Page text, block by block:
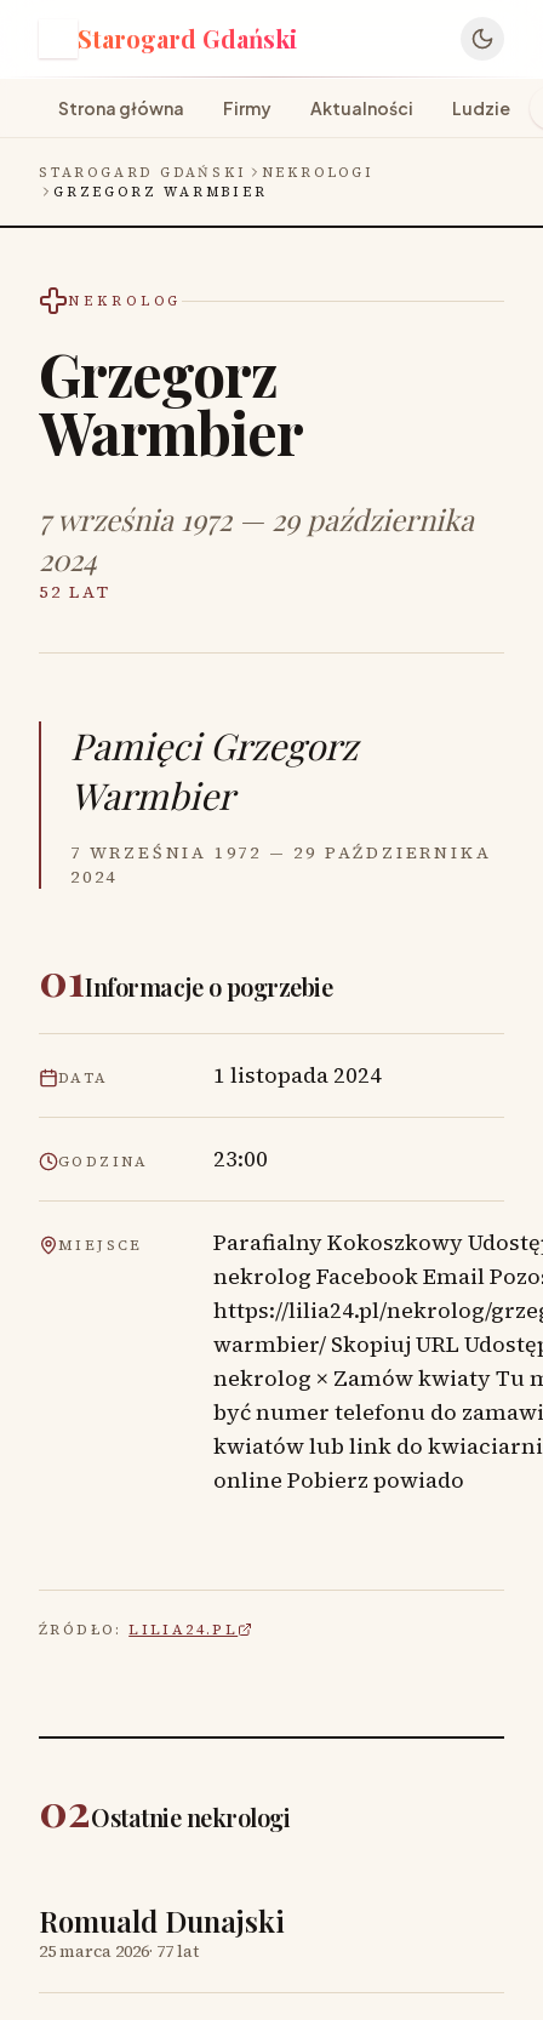
Starogard Gdański
Strona główna Firmy Aktualności Ludzie
STAROGARD GDAŃSKI
NEKROLOGI
GRZEGORZ WARMBIER
NEKROLOG
Grzegorz
Warmbier
7 września 1972 — 29 października
2024
52 LAT
Pamięci Grzegorz
Warmbier
7 WRZEŚNIA 1972 — 29 PAŹDZIERNIKA
2024
01Informacje o pogrzebie
DATA 1 listopada 2024
GODZINA 23:00
MIEJSCE
Parafialny Kokoszkowy
nekrolog Facebook Email
https://lilia24.pl/nekrolog/
warmbier/ Skopiuj URL
nekrolog × Zamów kwiaty Tu
być numer telefonu do
kwiatów lub link do kwiaciarni
online Pobierz powiado
ŹRÓDŁO: LILIA24.PL
02Ostatnie nekrologi
Romuald Dunajski
25 marca 2026· 77 lat